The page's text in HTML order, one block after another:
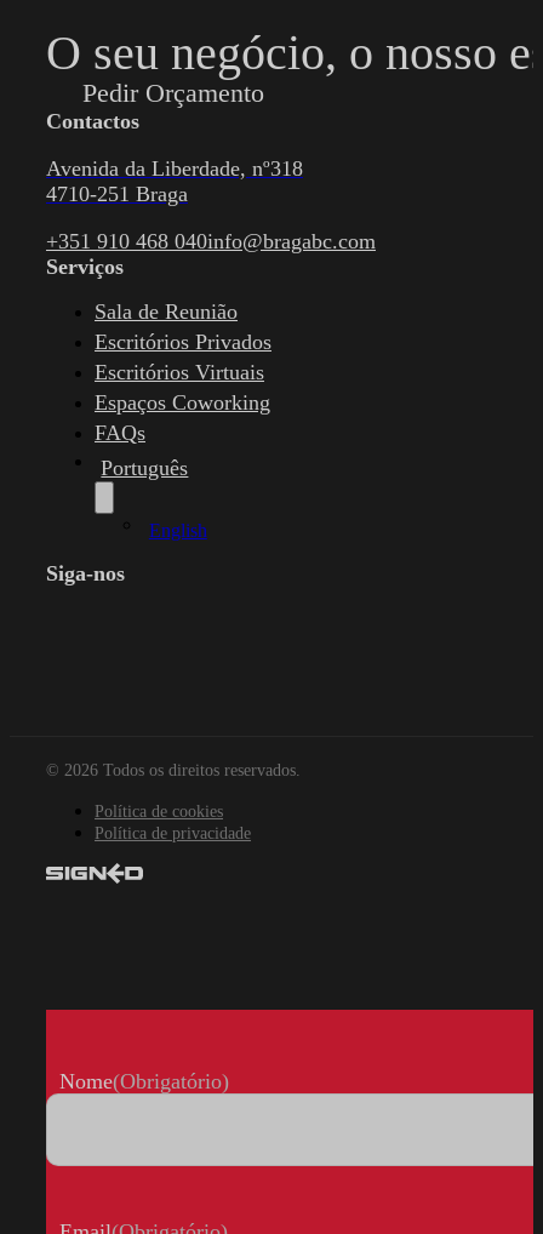
O seu negócio, o nosso
Pedir Orçamento
Contactos
Avenida da Liberdade, nº318
4710-251 Braga
+351 910 468 040info@bragabc.com
Serviços
Sala de Reunião
Escritórios Privados
Escritórios Virtuais
Espaços Coworking
FAQs
Português
English
Siga-nos
© 2026 Todos os direitos reservados.
Política de cookies
Política de privacidade
Nome(Obrigatório)